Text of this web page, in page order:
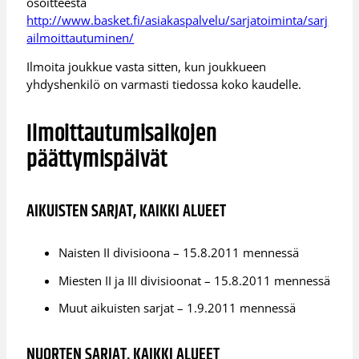
http://www.basket.fi/asiakaspalvelu/sarjatoiminta/sarj
ailmoittautuminen/
Ilmoita joukkue vasta sitten, kun joukkueen
yhdyshenkilö on varmasti tiedossa koko kaudelle.
Ilmoittautumisaikojen
päättymispäivät
AIKUISTEN SARJAT, KAIKKI ALUEET
Naisten II divisioona – 15.8.2011 mennessä
Miesten II ja III divisioonat – 15.8.2011 mennessä
Muut aikuisten sarjat – 1.9.2011 mennessä